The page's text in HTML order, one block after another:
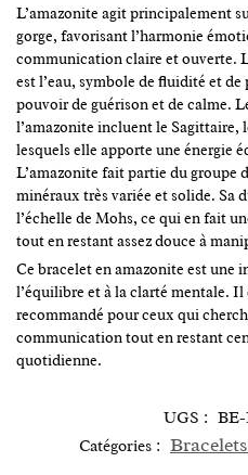
L’amazonite agit principalement
gorge, favorisant l’harmonie
communication claire et ouverte.
est l’eau, symbole de fluidité et
pouvoir de guérison et de calme.
l’amazonite incluent le Sagittaire,
lesquels elle apporte une énergie
L’amazonite fait partie du groupe
minéraux très variée et solide. Sa
l’échelle de Mohs, ce qui en fait
tout en restant assez douce à
Ce bracelet en amazonite est une
l’équilibre et à la clarté mentale.
recommandé pour ceux qui
communication tout en restant
quotidienne.
UGS :
Catégories : Bracelets